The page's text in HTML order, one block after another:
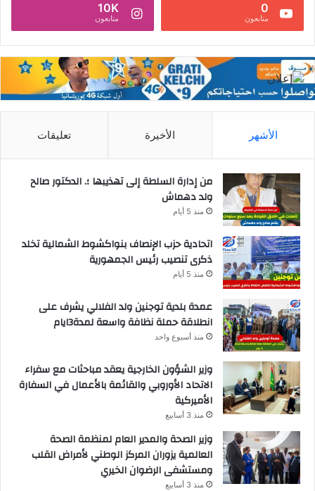
0
متابعون
10K
متابعون
الأشهر الأخيرة تعليقات
من إدارة السلطة إلى تهذيبها ؛. الدكتور صالح
ولد دهماش
منذ 5 أيام
اتحادية حزب الإنصاف بنواكشوط الشمالية تخلد
ذكرى تنصيب رئيس الجمهورية
منذ 5 أيام
عمدة بلدية توجنين ولد الفلالي يشرف على
انطلاقة حملة نظافة واسعة لمدة3ايام
منذ أسبوع واحد
وزير الشؤون الخارجية يعقد مباحثات مع سفراء
الاتحاد الأوروبي والقائمة بالأعمال في السفارة
الأميركية
منذ 3 أسابيع
وزير الصحة والمدير العام لمنظمة الصحة
العالمية يزوران المركز الوطني لأمراض القلب
ومستشفى الرضوان الخيري
منذ 3 أسابيع